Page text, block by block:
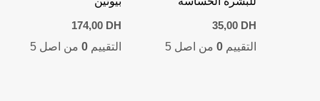
35,00 DH
التقييم 0من اصل 5
174,00 DH
التقييم0 من اصل 5